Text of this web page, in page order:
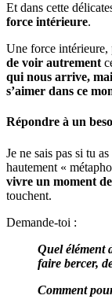
Et dans cette
force intérieure.
Une force intérieure,
de voir autrement
qui nous arrive,
s’aimer dans ce
Répondre à un
Je ne sais pas si tu
hautement «
vivre un moment
touchent.
Demande-toi :
Quel élément
faire bercer,
Comment